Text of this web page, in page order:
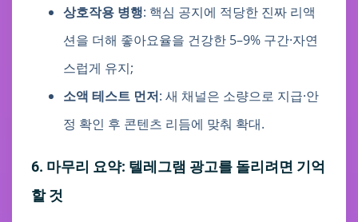
상호작용 병행: 핵심 공지에 적당한 진짜 리액
션을 더해 좋아요율을 건강한 5–9% 구간·자연
스럽게 유지;
소액 테스트 먼저: 새 채널은 소량으로 지급·안
정 확인 후 콘텐츠 리듬에 맞춰 확대.
6. 마무리 요약: 텔레그램 광고를 돌리려면 기억
할 것